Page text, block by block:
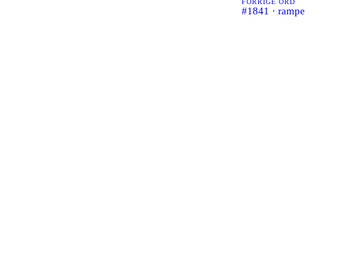
FORRIGE ORD
#1841 · rampe